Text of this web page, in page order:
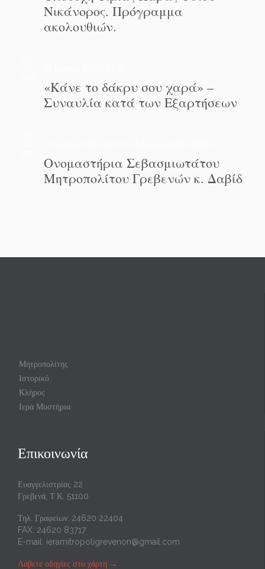
Νικάνορος. Πρόγραμμα
ακολουθιών.
«Κάνε το δάκρυ σου χαρά» –
Συναυλία κατά των Εξαρτήσεων
Ονομαστήρια Σεβασμιωτάτου
Μητροπολίτου Γρεβενών κ. Δαβίδ
Μητροπολίτης
Ιστορικό
Κλήρος
Ιερά Μυστήρια
Επικοινωνία
Ευαγγελιστρίας 22
Γρεβενά, Τ.Κ. 51100
Τηλ. Γραφείων: 24620 22404
FAX: 24620 83717
E-mail: ieramitropoligrevenon@gmail.com
Λάβετε οδηγίες στο χάρτη →